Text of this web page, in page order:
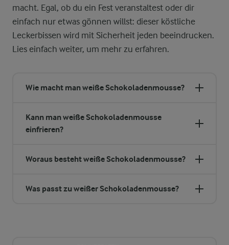
macht. Egal, ob du ein Fest veranstaltest oder dir
einfach nur etwas gönnen willst: dieser köstliche
Leckerbissen wird mit Sicherheit jeden beeindrucken.
Lies einfach weiter, um mehr zu erfahren.
Wie macht man weiße Schokoladenmousse?
Kann man weiße Schokoladenmousse
einfrieren?
Woraus besteht weiße Schokoladenmousse?
Was passt zu weißer Schokoladenmousse?